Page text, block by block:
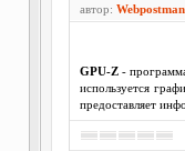
автор: Webpostman
GPU-Z -
используется
предоставляет